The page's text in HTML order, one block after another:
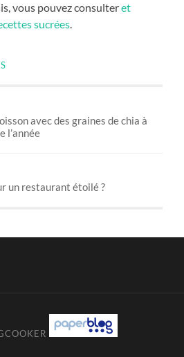
vous pouvez consulteret
sucrées.
avec des graines de chia à
l’année
un restaurant étoilé ?